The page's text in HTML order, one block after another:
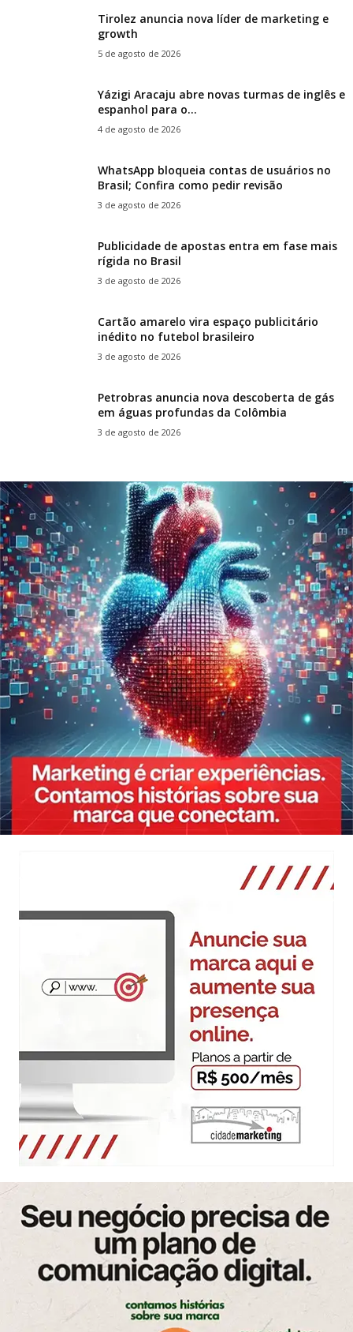
Tirolez anuncia nova líder de marketing e
growth
5 de agosto de 2026
Yázigi Aracaju abre novas turmas de inglês e
espanhol para o...
4 de agosto de 2026
WhatsApp bloqueia contas de usuários no
Brasil; Confira como pedir revisão
3 de agosto de 2026
Publicidade de apostas entra em fase mais
rígida no Brasil
3 de agosto de 2026
Cartão amarelo vira espaço publicitário
inédito no futebol brasileiro
3 de agosto de 2026
Petrobras anuncia nova descoberta de gás
em águas profundas da Colômbia
3 de agosto de 2026